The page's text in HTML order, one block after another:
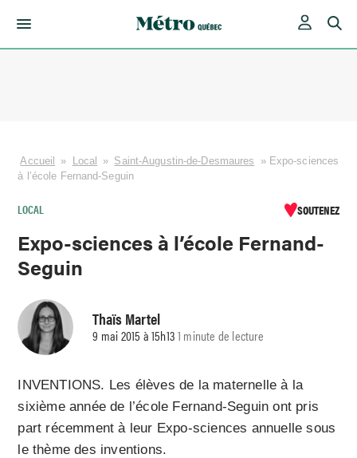
Accueil » Local » Saint-Augustin-de-Desmaures » Expo-sciences
à l’école Fernand-Seguin
LOCAL SOUTENEZ
Expo-sciences à l’école Fernand-
Seguin
Thaïs Martel
9 mai 2015 à 15h131 minute de lecture
INVENTIONS. Les élèves de la maternelle à la
sixième année de l’école Fernand-Seguin ont pris
part récemment à leur Expo-sciences annuelle sous
le thème des inventions.